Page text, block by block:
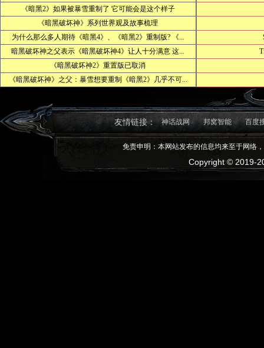
《暗黑2》如果被暴雪重制了 它可能会是这个样子
《暗黑破坏神》系列世界观及故事梳理
为什么那么多人期待《暗黑4》、《暗黑2》重制版? 《...
暗黑破坏神之父表示《暗黑破坏神4》让人十分满意 这...
《暗黑破坏神2》重置版已取消
《暗黑破坏神》之父：暴雪想要重制《暗黑2》几乎不可...
友情链接： 神话战网 邦窝智能 百度
免责申明：本网站发布的信息均来至于网络
Copyright © 2019-